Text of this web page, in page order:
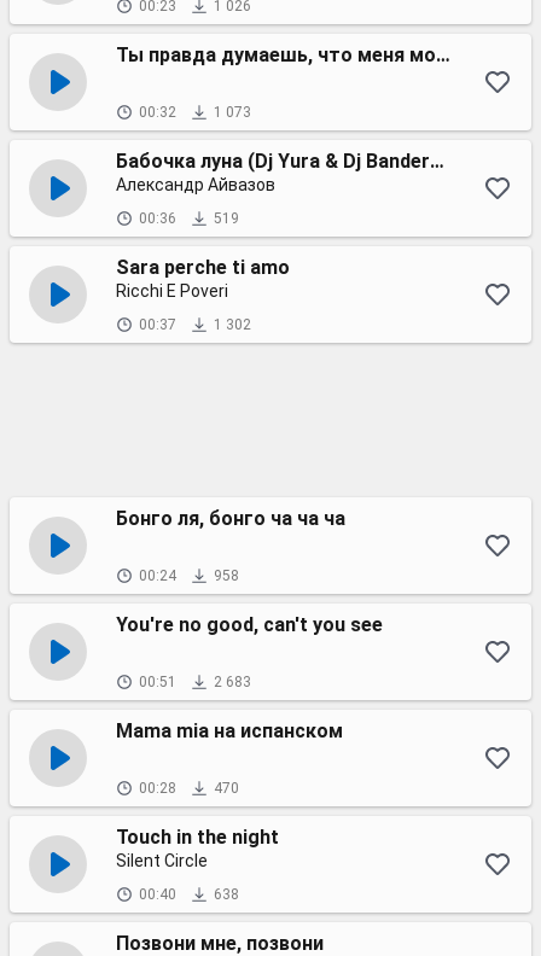
00:23 1 026
Ты правда думаешь, что меня можно напугать?
00:32 1 073
Бабочка луна (Dj Yura & Dj Banderas Springtime Extended Mix)
Александр Айвазов
00:36 519
Sara perche ti amo
Ricchi E Poveri
00:37 1 302
Бонго ля, бонго ча ча ча
00:24 958
You're no good, can't you see
00:51 2 683
Mama mia на испанском
00:28 470
Touch in the night
Silent Circle
00:40 638
Позвони мне, позвони